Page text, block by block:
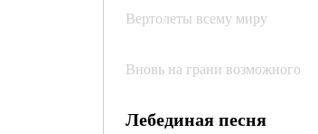
Вертолеты всему миру
Вновь на грани возможного
Лебединая песня